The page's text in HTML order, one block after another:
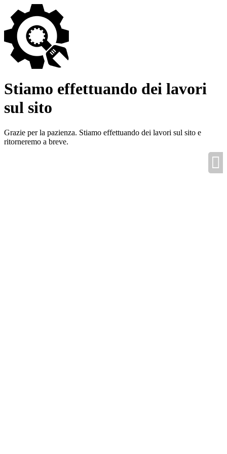
Stiamo effettuando dei lavori
sul sito
Grazie per la pazienza. Stiamo effettuando dei lavori sul sito e
ritorneremo a breve.